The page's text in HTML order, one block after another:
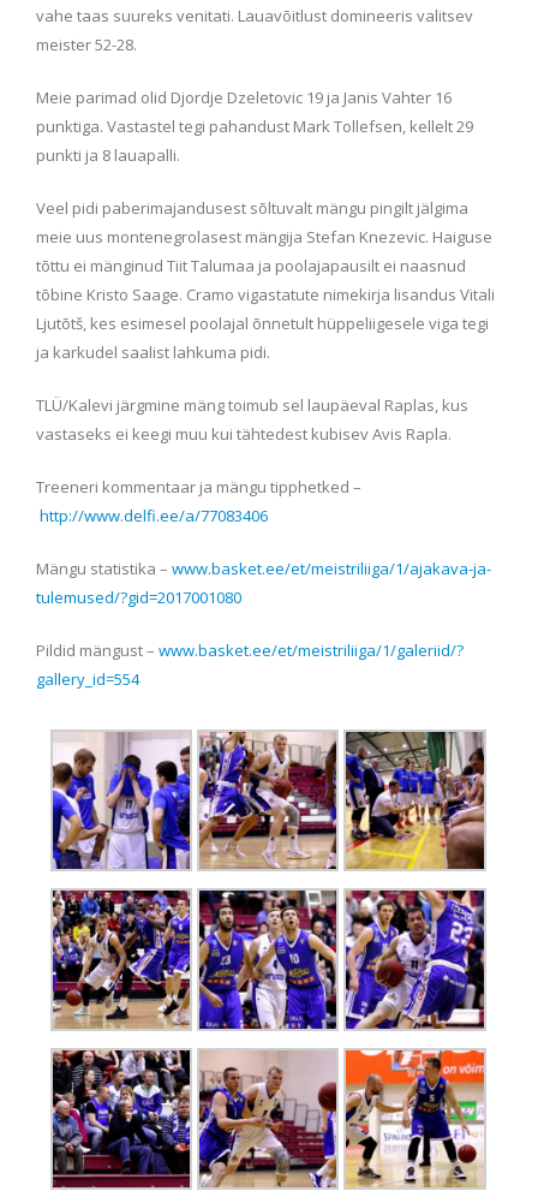
vahe taas suureks venitati. Lauavõitlust domineeris valitsev
meister 52-28.
Meie parimad olid Djordje Dzeletovic 19 ja Janis Vahter 16
punktiga. Vastastel tegi pahandust Mark Tollefsen, kellelt 29
punkti ja 8 lauapalli.
Veel pidi paberimajandusest sõltuvalt mängu pingilt jälgima
meie uus montenegrolasest mängija Stefan Knezevic. Haiguse
tõttu ei mänginud Tiit Talumaa ja poolajapausilt ei naasnud
tõbine Kristo Saage. Cramo vigastatute nimekirja lisandus Vitali
Ljutõtš, kes esimesel poolajal õnnetult hüppeliigesele viga tegi
ja karkudel saalist lahkuma pidi.
TLÜ/Kalevi järgmine mäng toimub sel laupäeval Raplas, kus
vastaseks ei keegi muu kui tähtedest kubisev Avis Rapla.
Treeneri kommentaar ja mängu tipphetked –
http://www.delfi.ee/a/77083406
Mängu statistika – www.basket.ee/et/meistriliiga/1/ajakava-ja-
tulemused/?gid=2017001080
Pildid mängust – www.basket.ee/et/meistriliiga/1/galeriid/?
gallery_id=554